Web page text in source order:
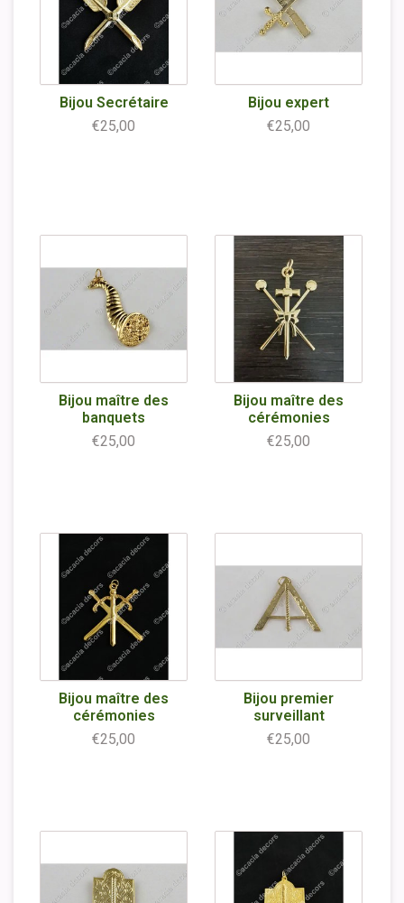
Bijou Secrétaire
€25,00
Bijou expert
€25,00
Bijou maître des
banquets
€25,00
Bijou maître des
cérémonies
€25,00
Bijou maître des
cérémonies
€25,00
Bijou premier
surveillant
€25,00